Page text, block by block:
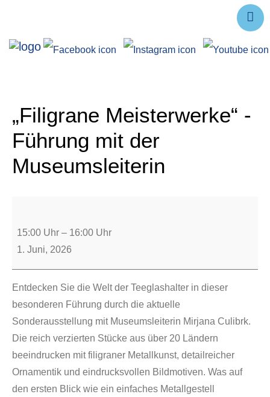
Service
Veranstaltungen
„Filigrane Meisterwerke“ -
Führung mit der
Museumsleiterin
15:00 Uhr – 16:00 Uhr
1. Juni, 2026
Entdecken Sie die Welt der Teeglashalter in dieser
besonderen Führung durch die aktuelle
Sonderausstellung mit Museumsleiterin Mirjana Culibrk.
Die reich verzierten Stücke aus über 20 Ländern
beeindrucken mit filigraner Metallkunst, detailreicher
Ornamentik und eindrucksvollen Bildmotiven. Was auf
den ersten Blick wie ein einfaches Metallgestell